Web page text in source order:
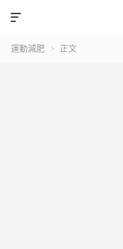

運動減肥  正文